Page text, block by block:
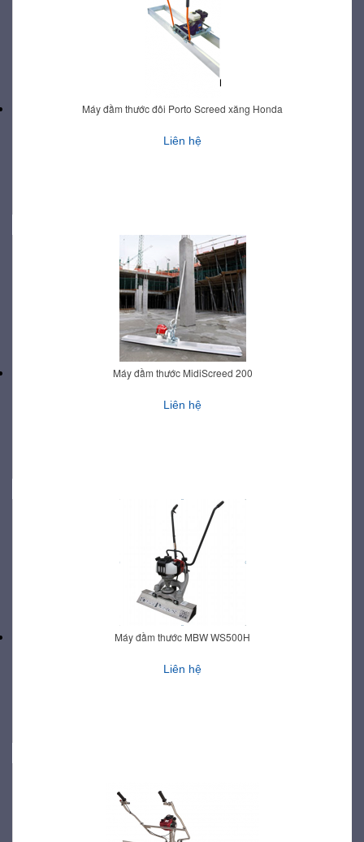
Máy đầm thước đôi Porto Screed xăng Honda
Liên hệ
Máy đầm thước MidiScreed 200
Liên hệ
Máy đầm thước MBW WS500H
Liên hệ